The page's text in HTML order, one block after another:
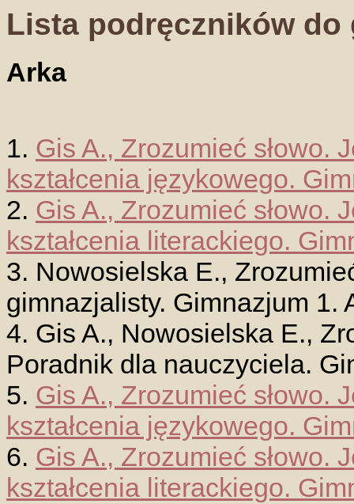
Lista podręczników
Arka
1. Gis A., Zrozumieć słowo.
kształcenia językowego.
2. Gis A., Zrozumieć słowo.
kształcenia literackiego.
3. Nowosielska E.,
gimnazjalisty. Gimnazjum 1.
4. Gis A., Nowosielska E.,
Poradnik dla nauczyciela.
5. Gis A., Zrozumieć słowo.
kształcenia językowego.
6. Gis A., Zrozumieć słowo.
kształcenia literackiego.